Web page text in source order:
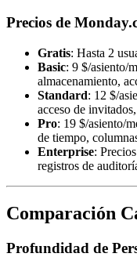
Precios de
Gratis: Hasta 2
Basic: 9 $/asiento/
almacenamiento,
Standard: 12 $/
acceso de
Pro: 19 $/asiento/
de tiempo,
Enterprise:
registros de
Comparación
Profundidad de